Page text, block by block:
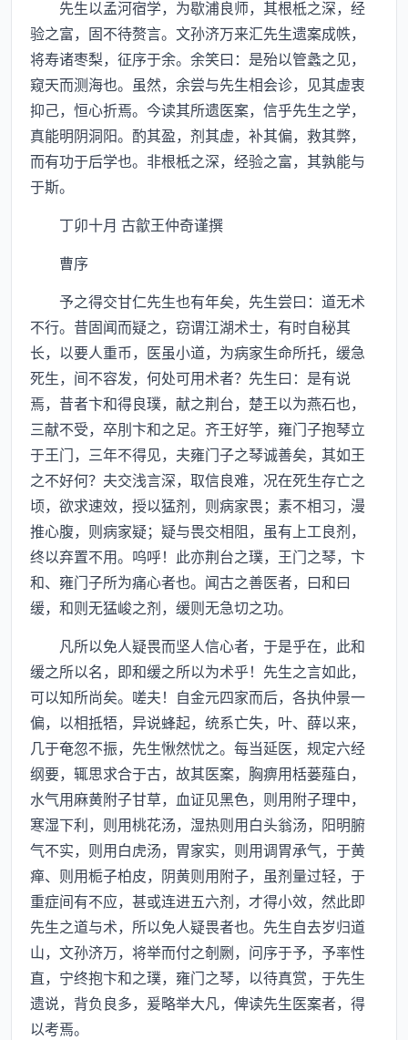
先生以孟河宿学，为歇浦良师，其根柢之深，经
验之富，固不待赘言。文孙济万来汇先生遗案成帙，
将寿诸枣梨，征序于余。余笑曰：是殆以管蠡之见，
窥天而测海也。虽然，余尝与先生相会诊，见其虚衷
抑己，恒心折焉。今读其所遗医案，信乎先生之学，
真能明阴洞阳。酌其盈，剂其虚，补其偏，救其弊，
而有功于后学也。非根柢之深，经验之富，其孰能与
于斯。
丁卯十月 古歙王仲奇谨撰
曹序
予之得交甘仁先生也有年矣，先生尝曰：道无术
不行。昔固闻而疑之，窃谓江湖术士，有时自秘其
长，以要人重币，医虽小道，为病家生命所托，缓急
死生，间不容发，何处可用术者？先生曰：是有说
焉，昔者卞和得良璞，献之荆台，楚王以为燕石也，
三献不受，卒刖卞和之足。齐王好竽，雍门子抱琴立
于王门，三年不得见，夫雍门子之琴诚善矣，其如王
之不好何？夫交浅言深，取信良难，况在死生存亡之
顷，欲求速效，授以猛剂，则病家畏；素不相习，漫
推心腹，则病家疑；疑与畏交相阻，虽有上工良剂，
终以弃置不用。呜呼！此亦荆台之璞，王门之琴，卞
和、雍门子所为痛心者也。闻古之善医者，曰和曰
缓，和则无猛峻之剂，缓则无急切之功。
凡所以免人疑畏而坚人信心者，于是乎在，此和
缓之所以名，即和缓之所以为术乎！先生之言如此，
可以知所尚矣。嗟夫！自金元四家而后，各执仲景一
偏，以相抵牾，异说蜂起，统系亡失，叶、薛以来，
几于奄忽不振，先生愀然忧之。每当延医，规定六经
纲要，辄思求合于古，故其医案，胸痹用栝蒌薤白，
水气用麻黄附子甘草，血证见黑色，则用附子理中，
寒湿下利，则用桃花汤，湿热则用白头翁汤，阳明腑
气不实，则用白虎汤，胃家实，则用调胃承气，于黄
瘅、则用栀子柏皮，阴黄则用附子，虽剂量过轻，于
重症间有不应，甚或连进五六剂，才得小效，然此即
先生之道与术，所以免人疑畏者也。先生自去岁归道
山，文孙济万，将举而付之剞劂，问序于予，予率性
直，宁终抱卞和之璞，雍门之琴，以待真赏，于先生
遗说，背负良多，爰略举大凡，俾读先生医案者，得
以考焉。